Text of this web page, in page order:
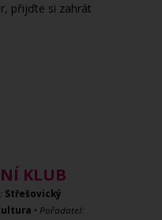
přijďte si zahrát
KLUB
Střešovický
• Pořadatel: